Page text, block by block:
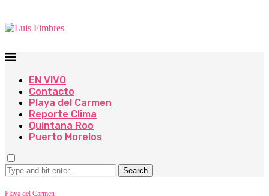
EN VIVO
Contacto
Playa del Carmen
Reporte Clima
Quintana Roo
Puerto Morelos
Search
Playa del Carmen